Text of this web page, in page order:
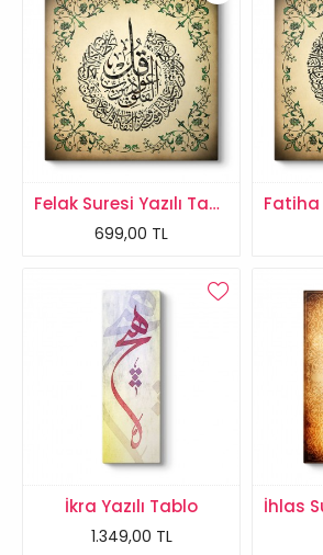
Felak Suresi Yazılı Tablo
699,00 TL
İkra Yazılı Tablo
1.349,00 TL